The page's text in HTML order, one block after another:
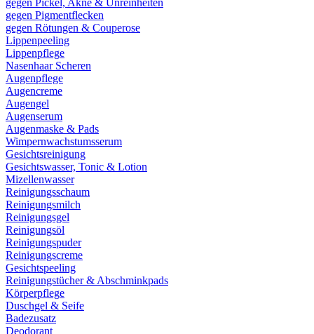
gegen Pickel, Akne & Unreinheiten
gegen Pigmentflecken
gegen Rötungen & Couperose
Lippenpeeling
Lippenpflege
Nasenhaar Scheren
Augenpflege
Augencreme
Augengel
Augenserum
Augenmaske & Pads
Wimpernwachstumsserum
Gesichtsreinigung
Gesichtswasser, Tonic & Lotion
Mizellenwasser
Reinigungsschaum
Reinigungsmilch
Reinigungsgel
Reinigungsöl
Reinigungspuder
Reinigungscreme
Gesichtspeeling
Reinigungstücher & Abschminkpads
Körperpflege
Duschgel & Seife
Badezusatz
Deodorant